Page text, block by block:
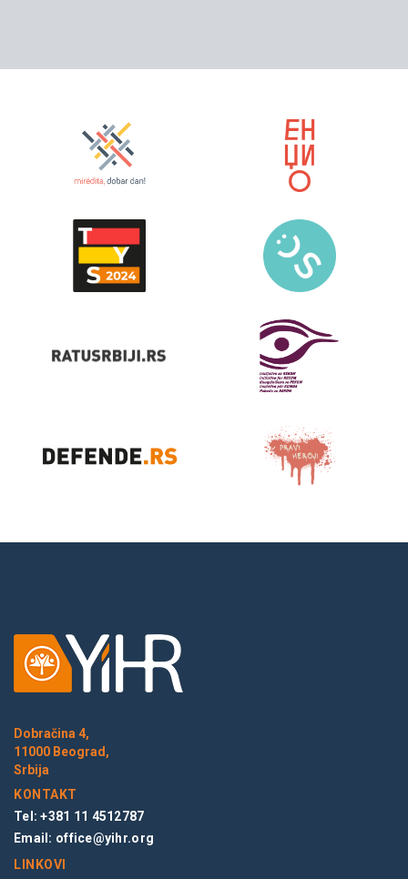
Dobračina 4,
11000 Beograd,
Srbija
KONTAKT
Tel: +381 11 4512787
Email: office@yihr.org
LINKOVI